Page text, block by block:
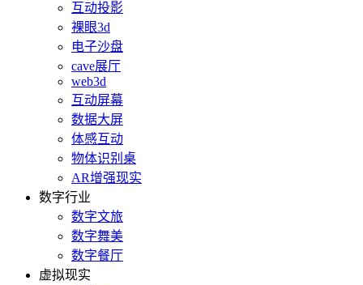
互动投影
裸眼3d
电子沙盘
cave展厅
web3d
互动屏幕
数据大屏
体感互动
物体识别桌
AR增强现实
数字行业
数字文旅
数字舞美
数字餐厅
虚拟现实